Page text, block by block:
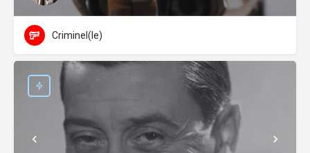
Criminel(le)